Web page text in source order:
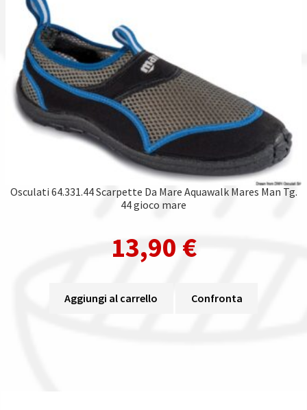
Osculati 64.331.44 Scarpette Da Mare Aquawalk Mares Man Tg.
44 gioco mare
13,90 €
Aggiungi al carrello Confronta